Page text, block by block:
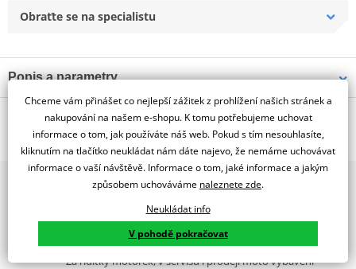
Obraťte se na specialistu
Popis a parametry
Jsme autorizovaný
dealer značky PUIG
WINDSHIELD TRAFFIC HONDA VISION 50/110 11-16 C/SMO
Tabulka velikostí
Co když mi to nebude
O výrobci
PUIG byl založen v roce 1964 ve Španělsku. Vyrábí se ve městě
Granollers poblíž Barcelony na ploše 8 000 m² v objektu, který se
dělí na 3 části: komerční, odlitkovou a kovových součástek. Již 40
let se účastní nejslavnějších závodů motocyklů po celém světě. V
naší nabídce naleznete doplňky a příslušenství například: plexi,
padací protektory a mnoho dalšího.
2x multibrand showroom
díly, to vše v Praze a Liberci
Více než 30 let zkušeností
Za řídítky motorek, v servisu i prodeji moto vybavení
Chceme vám přinášet co nejlepší zážitek z prohlížení našich stránek a
nakupování na našem e-shopu. K tomu potřebujeme uchovat
informace o tom, jak používáte náš web. Pokud s tím nesouhlasíte,
kliknutím na tlačítko neukládat nám dáte najevo, že nemáme uchovávat
informace o vaší návštěvě. Informace o tom, jaké informace a jakým
způsobem uchováváme naleznete zde.
Neukládat info
V pohodě pokračovat